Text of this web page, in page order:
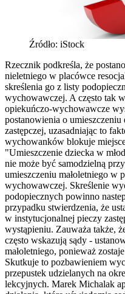
Źródło: iStock
Rzecznik podkreśla, że
nieletniego w placówce
skreślenia go z listy
wychowawczej. A często tak
opiekuńczo-wychowawcze
postanowienia o
zastępczej, uzasadniając to
wychowanków blokuje
"Umieszczenie dziecka w
nie może być samodzielną
umieszczeniu małoletniego w
wychowawczej. Skreślenie
podopiecznych powinno
przypadku stwierdzenia, że
w instytucjonalnej pieczy
wystąpieniu. Zauważa także,
często wskazują sądy -
małoletniego, ponieważ
Skutkuje to pozbawieniem
przepustek udzielanych na
lekcyjnych. Marek Michalak